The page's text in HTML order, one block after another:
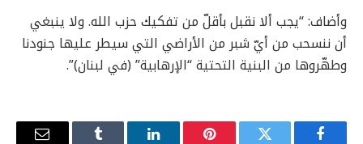
وأضاف: “يجب ألا نقبل بأقلّ من تفكيك حزب الله. ولا ينبغي
أن ننسحب من أيّ شبر من الأراضي التي سيطر عليها جنودنا
وطهّروها من البنية التحتية “الإرهابية” (في لبنان)”.